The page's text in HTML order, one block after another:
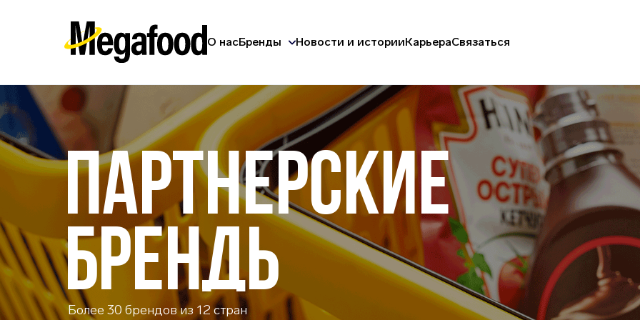
О насБренды Новости и историиКарьераСвязаться
ПАРТНЕРСКИЕ
БРЕНДЫ
Более 30 брендов из 12 стран